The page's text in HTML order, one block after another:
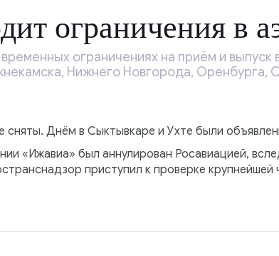
ограничения в
ограничениях на приём и выпуск
Нижнего Новгорода, Оренбурга,
сняты. Днём в Сыктывкаре и Ухте были
«Ижавиа» был аннулирован Росавиацией,
приступил к проверке